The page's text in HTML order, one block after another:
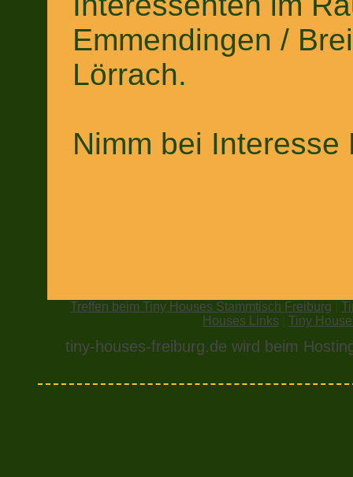
Emmendingen /
Lörrach.
Nimm bei Interesse
Treffen beim Tiny Houses Stammtisch Freiburg
Houses Links| Tiny
tiny-houses-freiburg.de wird beim